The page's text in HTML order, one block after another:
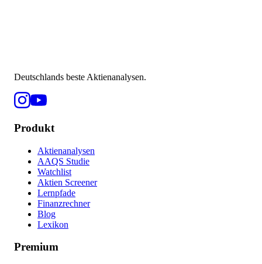
Deutschlands beste Aktienanalysen.
Produkt
Aktienanalysen
AAQS Studie
Watchlist
Aktien Screener
Lernpfade
Finanzrechner
Blog
Lexikon
Premium